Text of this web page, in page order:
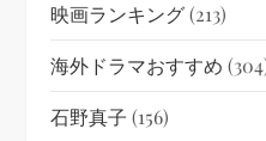
映画ランキング(213)
海外ドラマおすすめ
石野真子 (156)